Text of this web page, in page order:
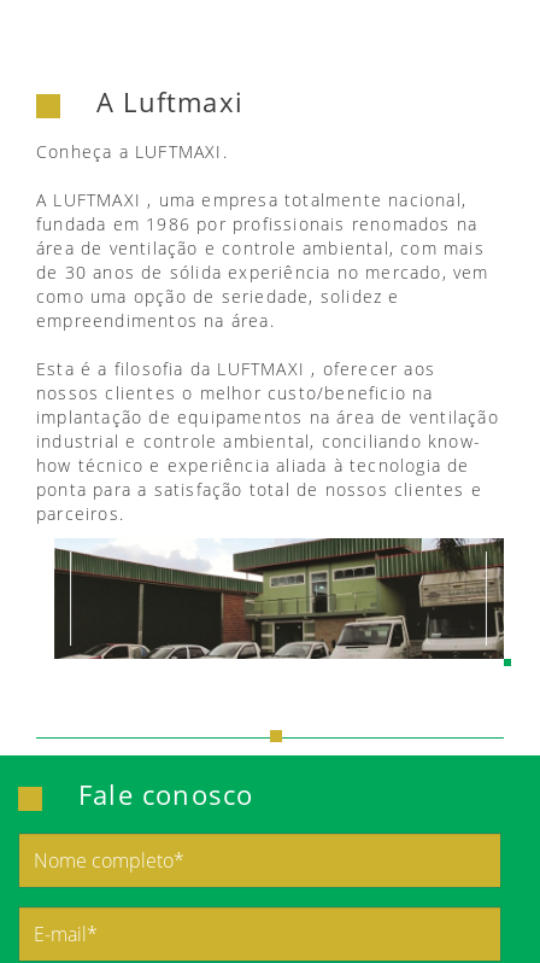
A Luftmaxi
Conheça a LUFTMAXI.
A LUFTMAXI , uma empresa totalmente nacional,
fundada em 1986 por profissionais renomados na
área de ventilação e controle ambiental, com mais
de 30 anos de sólida experiência no mercado, vem
como uma opção de seriedade, solidez e
empreendimentos na área.
Esta é a filosofia da LUFTMAXI , oferecer aos
nossos clientes o melhor custo/beneficio na
implantação de equipamentos na área de ventilação
industrial e controle ambiental, conciliando know-
how técnico e experiência aliada à tecnologia de
ponta para a satisfação total de nossos clientes e
parceiros.
Fale conosco